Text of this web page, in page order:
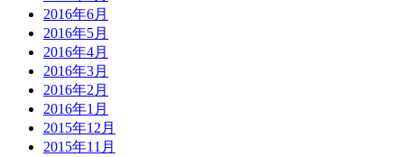
2016年6月
2016年5月
2016年4月
2016年3月
2016年2月
2016年1月
2015年12月
2015年11月